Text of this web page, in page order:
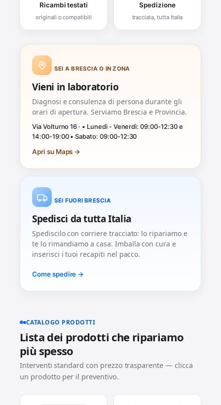
Ricambi testati
originali o compatibili
Spedizione
tracciata, tutta Italia
SEI A BRESCIA O IN ZONA
Vieni in laboratorio
Diagnosi e consulenza di persona durante gli
orari di apertura. Serviamo Brescia e Provincia.
Via Volturno 16 · • Lunedì - Venerdì: 09:00-12:30 e
14:00-19:00 • Sabato: 09:00-12:30
Apri su Maps →
SEI FUORI BRESCIA
Spedisci da tutta Italia
Spediscilo con corriere tracciato: lo ripariamo e
te lo rimandiamo a casa. Imballa con cura e
inserisci i tuoi recapiti nel pacco.
Come spedire →
CATALOGO PRODOTTI
Lista dei prodotti che ripariamo
più spesso
Interventi standard con prezzo trasparente — clicca
un prodotto per il preventivo.